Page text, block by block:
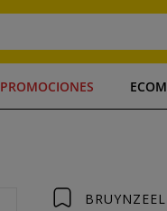
PROMOCIONES
BRUYNZEEL